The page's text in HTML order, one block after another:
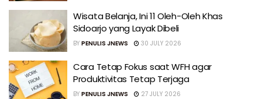
Wisata Belanja, Ini 11 Oleh-Oleh Khas
Sidoarjo yang Layak Dibeli
BY PENULIS JNEWS 30 JULY 2026
Cara Tetap Fokus saat WFH agar
Produktivitas Tetap Terjaga
BY PENULIS JNEWS 27 JULY 2026